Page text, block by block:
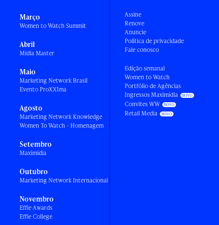
Março
Women to Watch Summit
Abril
Mídia Master
Maio
Marketing Network Brasil
Evento ProXXIma
Agosto
Marketing Network Knowledge
Women To Watch - Homenagem
Setembro
Maximídia
Outubro
Marketing Network Internacional
Novembro
Effie Awards
Effie College
Assine
Renove
Anuncie
Política de privacidade
Fale conosco
Edição semanal
Women to Watch
Portfólio de Agências
Ingressos Maximídia
Convites WW
Retail Media